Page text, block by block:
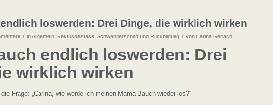
loswerden: Drei Dinge, die wirklich wirken
/ inAllgemein Rektusdiastase Schwangerschaft und Rückbildung / von Carina Gerlach
endlich loswerden: Drei
wirklich wirken
Frage: „Carina, wie werde ich meinen Mama-Bauch wieder los?“